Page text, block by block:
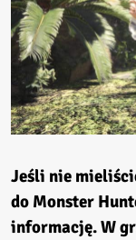
Jeśli nie
do Monster
informację. W